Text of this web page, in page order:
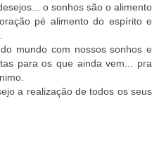
o sonhos são o alimento
pé alimento do espírito e
mundo com nossos sonhos e
para os que ainda vem... pra
a realização de todos os seus